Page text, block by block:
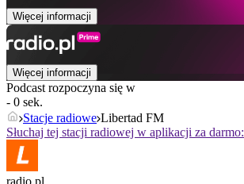
Więcej informacji
Więcej informacji
Podcast rozpoczyna się w
- 0 sek.
Stacje radiowe Libertad FM
Słuchaj tej stacji radiowej w aplikacji za darmo: